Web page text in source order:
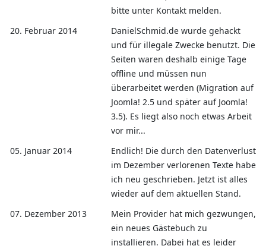
bitte unter Kontakt melden.
20. Februar 2014
DanielSchmid.de wurde gehackt
und für illegale Zwecke benutzt. Die
Seiten waren deshalb einige Tage
offline und müssen nun
überarbeitet werden (Migration auf
Joomla! 2.5 und später auf Joomla!
3.5). Es liegt also noch etwas Arbeit
vor mir...
05. Januar 2014
Endlich! Die durch den Datenverlust
im Dezember verlorenen Texte habe
ich neu geschrieben. Jetzt ist alles
wieder auf dem aktuellen Stand.
07. Dezember 2013
Mein Provider hat mich gezwungen,
ein neues Gästebuch zu
installieren. Dabei hat es leider